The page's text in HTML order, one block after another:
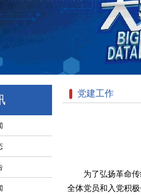
党建工作
为了弘扬革命
全体党员和入党积